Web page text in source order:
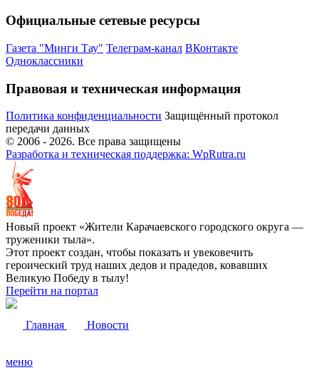
Официальные сетевые ресурсы
Газета "Минги Тау" Телеграм-канал ВКонтакте
Одноклассники
Правовая и техническая информация
Политика конфиденциальности Защищённый протокол
передачи данных
© 2006 - 2026. Все права защищены
Разработка и техническая поддержка: WpRutra.ru
Новый проект «Жители Карачаевского городского округа —
труженики тыла».
Этот проект создан, чтобы показать и увековечить
героический труд наших дедов и прадедов, ковавших
Великую Победу в тылу!
Перейти на портал
Главная Новости
меню